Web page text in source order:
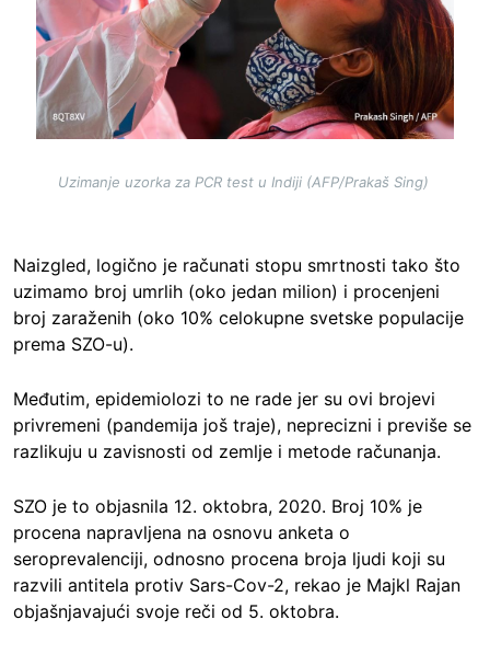
Uzimanje uzorka za PCR test u Indiji (AFP/Prakaš Sing)
Naizgled, logično je računati stopu smrtnosti tako što
uzimamo broj umrlih (oko jedan milion) i procenjeni
broj zaraženih (oko 10% celokupne svetske populacije
prema SZO-u).
Međutim, epidemiolozi to ne rade jer su ovi brojevi
privremeni (pandemija još traje), neprecizni i previše se
razlikuju u zavisnosti od zemlje i metode računanja.
SZO je to objasnila 12. oktobra, 2020. Broj 10% je
procena napravljena na osnovu anketa o
seroprevalenciji, odnosno procena broja ljudi koji su
razvili antitela protiv Sars-Cov-2, rekao je Majkl Rajan
objašnjavajući svoje reči od 5. oktobra.